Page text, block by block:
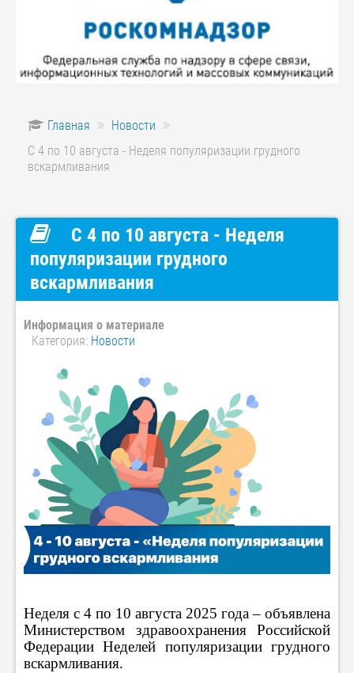
Главная
Новости
С 4 по 10 августа - Неделя популяризации грудного
вскармливания
С 4 по 10 августа - Неделя
популяризации грудного
вскармливания
Информация о материале
Категория: Новости
Неделя с 4 по 10 августа 2025 года – объявлена
Министерством здравоохранения Российской
Федерации Неделей популяризации грудного
вскармливания.